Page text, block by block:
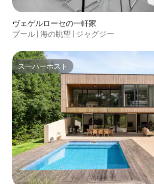
ヴェゲルローセの一軒家
プール | 海の眺望 | ジャグジー
スーパーホスト
スーパーホスト